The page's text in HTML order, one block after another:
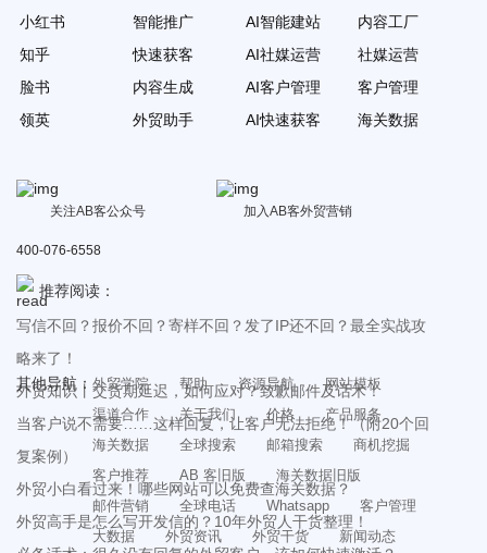
小红书
知乎
脸书
领英
智能推广
快速获客
内容生成
外贸助手
AI智能建站
AI社媒运营
AI客户管理
AI快速获客
内容工厂
社媒运营
客户管理
海关数据
关注AB客公众号 加入AB客外贸营销
400-076-6558
推荐阅读：
写信不回？报价不回？寄样不回？发了IP还不回？最全实战攻
略来了！
外贸知识丨交货期延迟，如何应对？致歉邮件及话术！
当客户说不需要……这样回复，让客户无法拒绝！（附20个回
复案例）
外贸小白看过来！哪些网站可以免费查海关数据？
外贸高手是怎么写开发信的？10年外贸人干货整理！
其他导航： 外贸学院 帮助 资源导航
网站模板
渠道合作
关于我们 价格
产品服务
海关数据
全球搜索 邮箱搜索
商机挖掘
客户推荐
AB 客旧版
海关数据旧版
邮件营销
全球电话 Whatsapp
客户管理
大数据
外贸资讯 外贸干货
新闻动态